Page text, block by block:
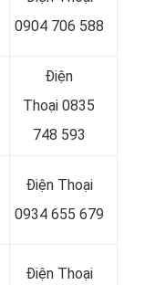
0904 706 588
Điện
Thoại 0835
748 593
Điện Thoại
0934 655 679
Điện Thoại